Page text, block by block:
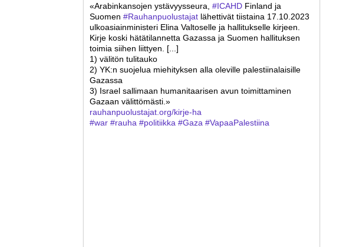
«Arabinkansojen ystävyysseura, #ICAHD Finland ja
Suomen #Rauhanpuolustajat lähettivät tiistaina 17.10.2023
ulkoasiainministeri Elina Valtoselle ja hallitukselle kirjeen.
Kirje koski hätätilannetta Gazassa ja Suomen hallituksen
toimia siihen liittyen. [...]
1) välitön tulitauko
2) YK:n suojelua miehityksen alla oleville palestiinalaisille
Gazassa
3) Israel sallimaan humanitaarisen avun toimittaminen
Gazaan välittömästi.»
rauhanpuolustajat.org/kirje-ha
#war #rauha #politiikka #Gaza #VapaaPalestiina